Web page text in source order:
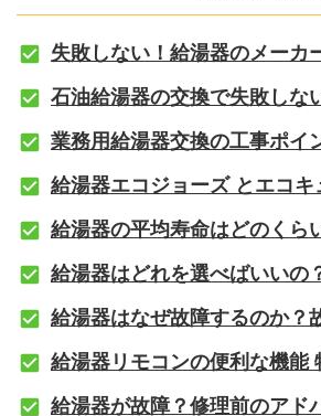
失敗しない！給湯器のメーカ
石油給湯器の交換で失敗しな
業務用給湯器交換の工事ポイ
給湯器エコジョーズ とエコ
給湯器の平均寿命はどのくら
給湯器はどれを選べばいいの
給湯器はなぜ故障するのか？
給湯器リモコンの便利な機能
給湯器が故障？修理前のアド